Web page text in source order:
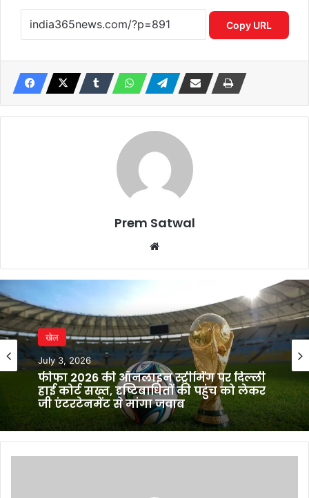
Copy URL
Prem Satwal
खेल
July 3, 2026
फीफा 2026 की ऑनलाइन स्ट्रीमिंग पर दिल्ली
हाई कोर्ट सख्त, दृष्टिबाधितों की पहुंच को लेकर
जी एंटरटेनमेंट से मांगा जवाब